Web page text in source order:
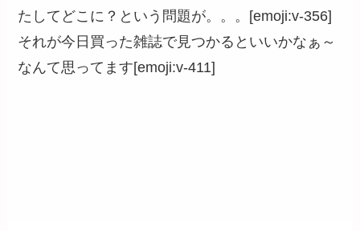
たしてどこに？という問題が。。。[emoji:v-356]
それが今日買った雑誌で見つかるといいかなぁ～
なんて思ってます[emoji:v-411]